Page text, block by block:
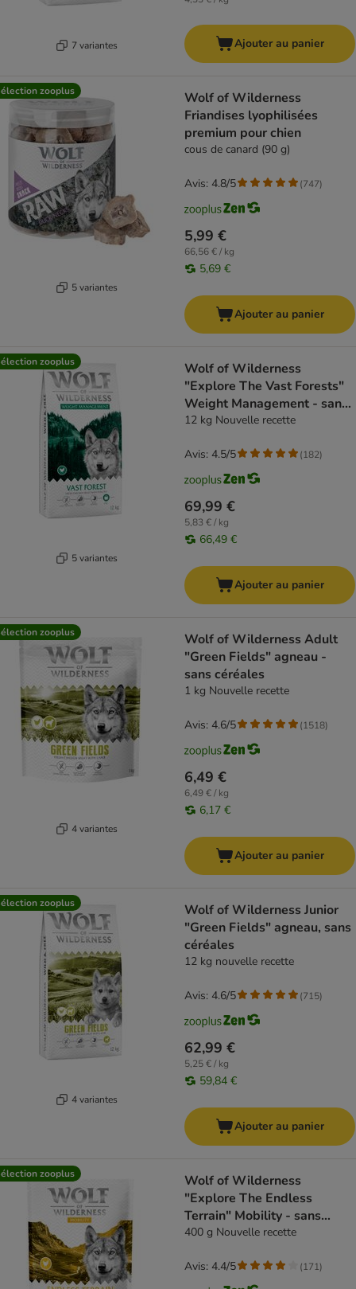
7 variantes Ajouter au panier
zooplus
5 variantes
Wolf of Wilderness
Friandises lyophilisées
premium pour chien
cous de canard (90 g)
5,99 €
66,56 € / kg
5,69 €
Avis: 4.8/5 (747)
Ajouter au panier
zooplus
5 variantes
Wolf of Wilderness
"Explore The Vast Forests"
Weight Management - sans
céréales
12 kg Nouvelle recette
69,99 €
5,83 € / kg
66,49 €
Avis: 4.5/5 (182)
Ajouter au panier
zooplus
4 variantes
Wolf of Wilderness Adult
"Green Fields" agneau -
sans céréales
1 kg Nouvelle recette
6,49 €
6,49 € / kg
6,17 €
Avis: 4.6/5 (1518)
Ajouter au panier
zooplus
4 variantes
Wolf of Wilderness Junior
"Green Fields" agneau, sans
céréales
12 kg nouvelle recette
62,99 €
5,25 € / kg
59,84 €
Avis: 4.6/5 (715)
Ajouter au panier
zooplus
Wolf of Wilderness
"Explore The Endless
Terrain" Mobility - sans
céréales
400 g Nouvelle recette
Avis: 4.4/5 (171)